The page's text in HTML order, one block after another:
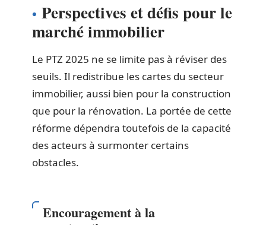
Perspectives et défis pour le
marché immobilier
Le PTZ 2025 ne se limite pas à réviser des
seuils. Il redistribue les cartes du secteur
immobilier, aussi bien pour la construction
que pour la rénovation. La portée de cette
réforme dépendra toutefois de la capacité
des acteurs à surmonter certains
obstacles.
Encouragement à la